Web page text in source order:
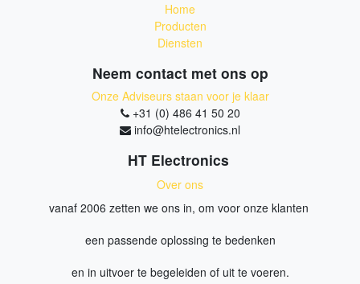
Home
Producten
Diensten
Neem contact met ons op
Onze Adviseurs staan voor je klaar
+31 (0) 486 41 50 20
info@htelectronics.nl
HT Electronics
Over ons
vanaf 2006 zetten we ons in, om voor onze klanten
een passende oplossing te bedenken
en in uitvoer te begeleiden of uit te voeren.